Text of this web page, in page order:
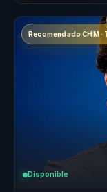
Recomendado CHM ·
Disponible